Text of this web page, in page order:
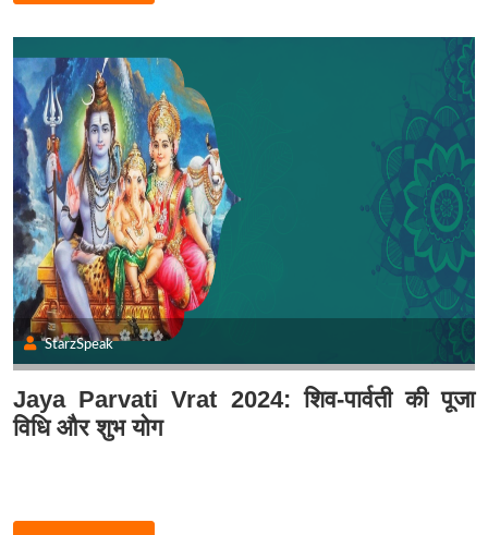
StarzSpeak
Jaya Parvati Vrat 2024: शिव-पार्वती की पूजा
विधि और शुभ योग